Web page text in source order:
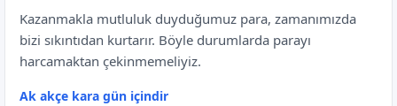
Kazanmakla mutluluk duyduğumuz para, zamanımızda
bizi sıkıntıdan kurtarır. Böyle durumlarda parayı
harcamaktan çekinmemeliyiz.
Ak akçe kara gün içindir